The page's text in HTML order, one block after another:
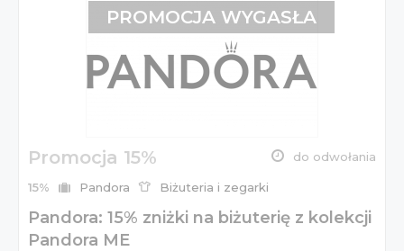
Promocja 15% do odwołania
15% Pandora Biżuteria i zegarki
Pandora: 15% zniżki na biżuterię z kolekcji
Pandora ME
PROMOCJA WYGASŁA